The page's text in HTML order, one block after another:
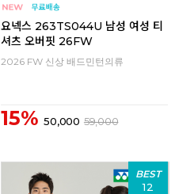
요넥스 263TS044U 남성 여성 티
셔츠 오버핏 26FW
2026 FW 신상 배드민턴의류
15% 50,000 59,000
BEST
12